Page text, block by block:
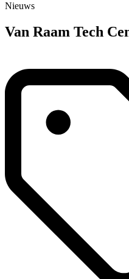
Nieuws
Van Raam Tech